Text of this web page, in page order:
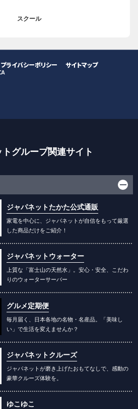
スクール
プライバシーポリシー サイトマップ
トグループ関連サイト
ジャパネットたかた公式通販
家電を中心に、ジャパネットが自信をもって厳選
した商品だけをご紹介！
ジャパネットウォーター
上質な「富士山の天然水」。安心・安全、こだわ
りのウォーターサーバー
グルメ定期便
毎月届く、日本各地の名物・名産品。「美味し
い」で生活を変えませんか？
ジャパネットクルーズ
ジャパネットが磨き上げたおもてなしで、感動の
豪華クルーズ体験を。
ゆこゆこ